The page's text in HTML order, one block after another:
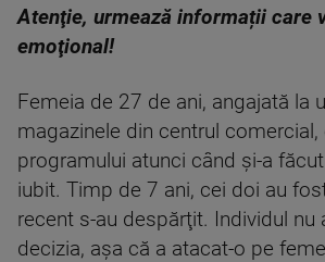
Atenţie, urmează informații care
emoţional!
Femeia de 27 de ani, angajată la
magazinele din centrul comercial,
programului atunci când și-a
iubit. Timp de 7 ani, cei doi au
recent s-au despărţit. Individul nu
decizia, așa că a atacat-o pe